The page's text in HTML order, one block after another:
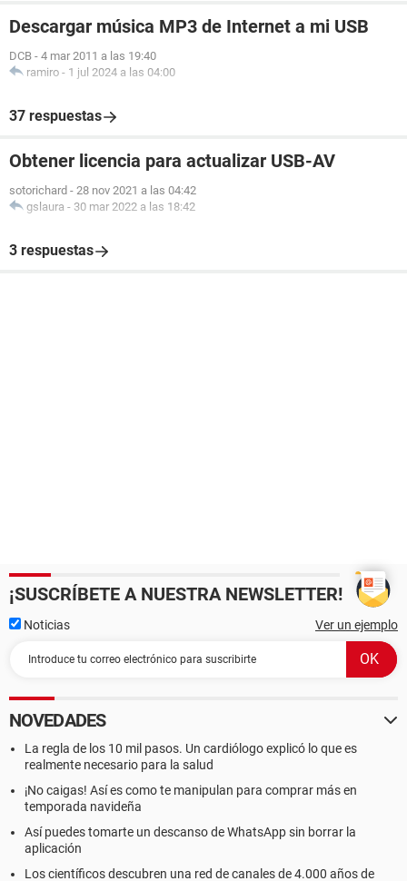
Descargar música MP3 de Internet a mi USB
DCB - 4 mar 2011 a las 19:40
ramiro - 1 jul 2024 a las 04:00
37 respuestas
Obtener licencia para actualizar USB-AV
sotorichard - 28 nov 2021 a las 04:42
gslaura - 30 mar 2022 a las 18:42
3 respuestas
¡SUSCRÍBETE A NUESTRA NEWSLETTER!
Noticias Ver un ejemplo
NOVEDADES
La regla de los 10 mil pasos. Un cardiólogo explicó lo que es
realmente necesario para la salud
¡No caigas! Así es como te manipulan para comprar más en
temporada navideña
Así puedes tomarte un descanso de WhatsApp sin borrar la
aplicación
Los científicos descubren una red de canales de 4.000 años de